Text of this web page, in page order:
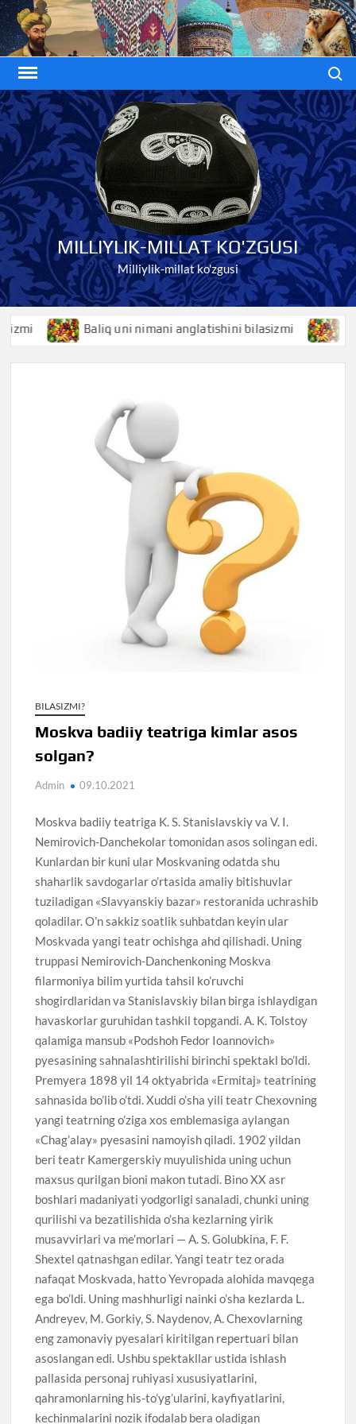
Skip
to
content
MILLIYLIK-MILLAT KO'ZGUSI
Milliylik-millat ko'zgusi
Baliq uni nimani anglatishini bilasizmi
BILASIZMI?
Moskva badiiy teatriga kimlar asos
solgan?
Admin 09.10.2021
Moskva badiiy teatriga K. S. Stanislavskiy va V. I.
Nemirovich-Danchekolar tomonidan asos solingan edi.
Kunlardan bir kuni ular Moskvaning odatda shu
shaharlik savdogarlar o’rtasida amaliy bitishuvlar
tuziladigan «Slavyanskiy bazar» restoranida uchrashib
qoladilar. O’n sakkiz soatlik suhbatdan keyin ular
Moskvada yangi teatr ochishga ahd qilishadi. Uning
truppasi Nemirovich-Danchenkoning Moskva
filarmoniya bilim yurtida tahsil ko’ruvchi
shogirdlaridan va Stanislavskiy bilan birga ishlaydigan
havaskorlar guruhidan tashkil topgandi. A. K. Tolstoy
qalamiga mansub «Podshoh Fedor Ioannovich»
pyesasining sahnalashtirilishi birinchi spektakl bo’ldi.
Premyera 1898 yil 14 oktyabrida «Ermitaj» teatrining
sahnasida bo’lib o’tdi. Xuddi o’sha yili teatr Chexovning
yangi teatrning o’ziga xos emblemasiga aylangan
«Chag’alay» pyesasini namoyish qiladi. 1902 yildan
beri teatr Kamergerskiy muyulishida uning uchun
maxsus qurilgan bioni makon tutadi. Bino XX asr
boshlari madaniyati yodgorligi sanaladi, chunki uning
qurilishi va bezatilishida o’sha kezlarning yirik
musavvirlari va me’morlari — A. S. Golubkina, F. F.
Shextel qatnashgan edilar. Yangi teatr tez orada
nafaqat Moskvada, hatto Yevropada alohida mavqega
ega bo’ldi. Uning mashhurligi nainki o’sha kezlarda L.
Andreyev, M. Gorkiy, S. Naydenov, A. Chexovlarning
eng zamonaviy pyesalari kiritilgan repertuari bilan
asoslangan edi. Ushbu spektakllar ustida ishlash
pallasida personaj ruhiyasi xususiyatlarini,
qahramonlarning his-to’yg’ularini, kayfiyatlarini,
kechinmalarini nozik ifodalab bera oladigan